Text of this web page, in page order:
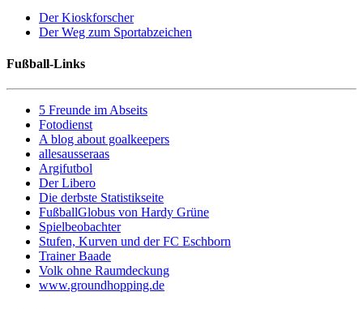
Der Kioskforscher
Der Weg zum Sportabzeichen
Fußball-Links
5 Freunde im Abseits
Fotodienst
A blog about goalkeepers
allesausseraas
Argifutbol
Der Libero
Die derbste Statistikseite
FußballGlobus von Hardy Grüne
Spielbeobachter
Stufen, Kurven und der FC Eschborn
Trainer Baade
Volk ohne Raumdeckung
www.groundhopping.de